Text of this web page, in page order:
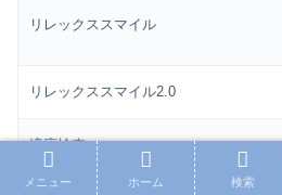
リレックススマイル
リレックススマイル2.0
適応検査
メニュー ホーム 検索